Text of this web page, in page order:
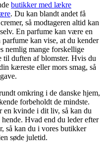
butikker med lækre
. Du kan blandt andet få
så modtageren altid kan
En parfume kan være en
kan vise, at du kender
nemlig mange forskellige
til duften af blomster. Hvis du
kæreste eller mors smag, så
omkring i de danske hjem,
forbeholdt de mindste.
en kvinde i dit liv, så kan du
Hvad end du leder efter
så kan du i vores butikker
søde juletid.